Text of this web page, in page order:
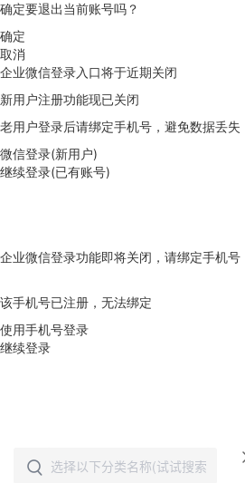
确定要退出当前账号吗？
确定
取消
企业微信登录入口将于近期关闭
新用户注册功能现已关闭
老用户登录后请绑定手机号，避免数据丢失
微信登录(新用户)
继续登录(已有账号)
企业微信登录功能即将关闭，请绑定手机号
该手机号已注册，无法绑定
使用手机号登录
继续登录